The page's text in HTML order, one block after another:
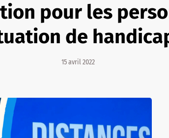
pour les
de
15 avril 2022